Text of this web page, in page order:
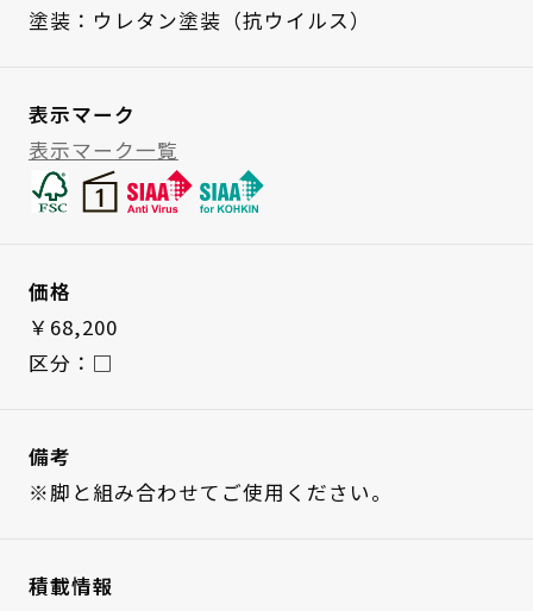
塗装：ウレタン塗装（抗ウイルス）
表示マーク
表示マーク一覧
価格
￥68,200
区分：□
備考
※脚と組み合わせてご使用ください。
積載情報